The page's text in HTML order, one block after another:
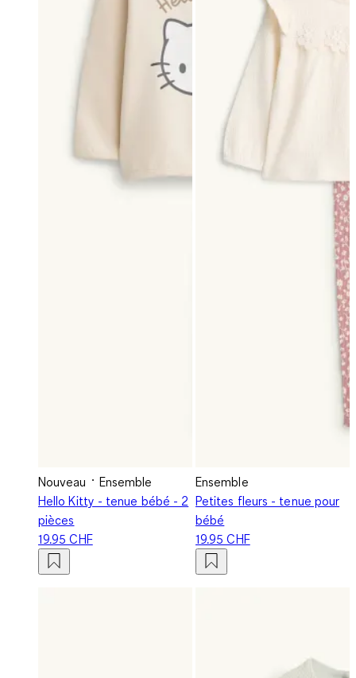
Nouveau
Ensemble
Hello Kitty - tenue bébé - 2
pièces
19.95 CHF
Ensemble
Petites fleurs - tenue pour
bébé
19.95 CHF